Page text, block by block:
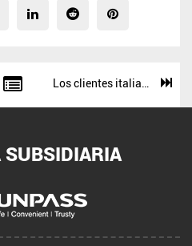
Los clientes italianos solicitaron un disco de ruptura de alivio de presión para Isotank Viajero desde Sunpass
SUBSIDIARIA